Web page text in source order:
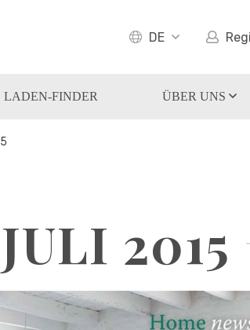
DE
LADEN-FINDER ÜBER UNS
2015